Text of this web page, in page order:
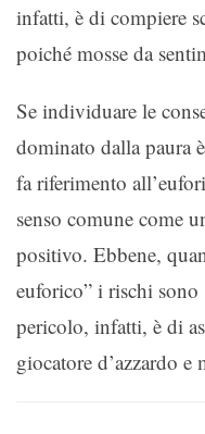
infatti, è di compiere
poiché mosse da
Se individuare le
dominato dalla paura
fa riferimento
senso comune come
positivo. Ebbene,
euforico” i rischi
pericolo, infatti, è di
giocatore d’azzardo e